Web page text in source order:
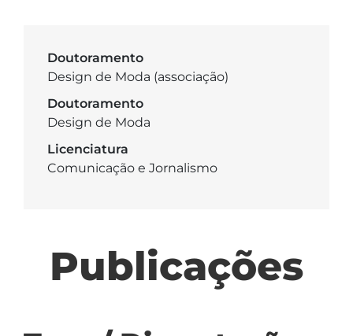
Doutoramento
Design de Moda (associação)
Doutoramento
Design de Moda
Licenciatura
Comunicação e Jornalismo
Publicações